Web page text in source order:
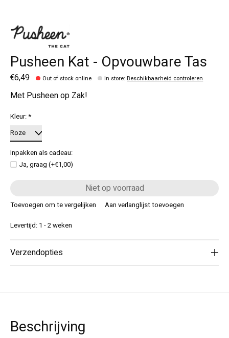
Pusheen Kat - Opvouwbare Tas
€6,49 Out of stock online In store:Beschikbaarheid controleren
Met Pusheen op Zak!
Kleur:*
Inpakken als cadeau:
Ja, graag (+€1,00)
Niet op voorraad
Toevoegen om te vergelijken
Aan verlanglijst toevoegen
Levertijd: 1 - 2 weken
Verzendopties
Beschrijving